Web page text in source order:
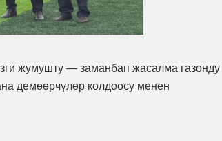
жумушту — заманбап жасалма газонду
демөөрчүлөр колдоосу менен